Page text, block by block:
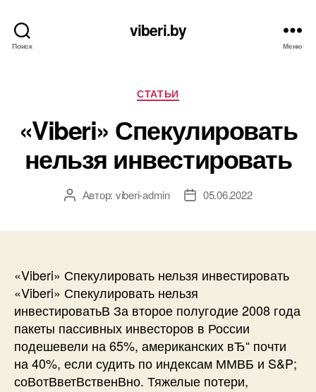
Поиск
viberi.by
Меню
Рубрики
СТАТЬИ
«Viberi» Спекулировать
нельзя инвестировать
АвторАвтор: viberi-admin
Дата05.06.2022
«Viberi» Спекулировать нельзя инвестировать
«Viberi» Спекулировать нельзя
инвестироватьВ За второе полугодие 2008 года
пакеты пассивных инвесторов в России
подешевели на 65%, американских вЂ“ почти
на 40%, если судить по индексам ММВБ и S&P;
соВ­отВ­ветВ­ственВ­но. Тяжелые потери,